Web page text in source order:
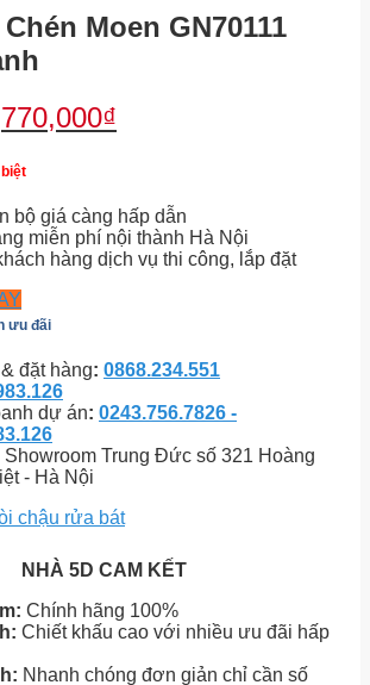
Moen GN70111
₫
bộ giá càng hấp dẫn
miễn phí nội thành Hà Nội
hàng dịch vụ thi công, lắp đặt
ưu đãi
đặt hàng: 0868.234.551
dự án: 0243.756.7826 -
Trung Đức số 321 Hoàng
- Hà Nội
chậu rửa bát
NHÀ 5D CAM KẾT
Chính hãng 100%
Chiết khấu cao với nhiều ưu đãi hấp
Nhanh chóng đơn giản chỉ cần số